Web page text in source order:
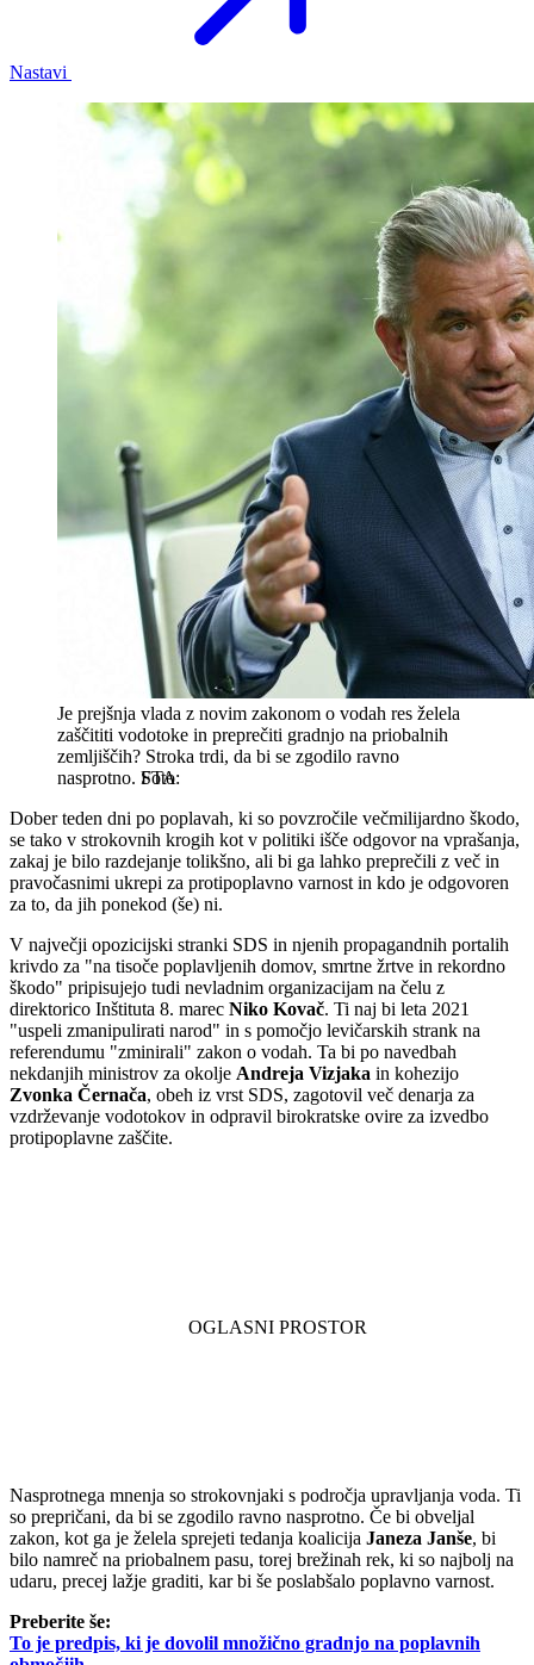
Nastavi
Je prejšnja vlada z novim zakonom o vodah res želela
zaščititi vodotoke in preprečiti gradnjo na priobalnih
zemljiščih? Stroka trdi, da bi se zgodilo ravno
nasprotno. STA
Dober teden dni po poplavah, ki so povzročile večmilijardno škodo,
se tako v strokovnih krogih kot v politiki išče odgovor na vprašanja,
zakaj je bilo razdejanje tolikšno, ali bi ga lahko preprečili z več in
pravočasnimi ukrepi za protipoplavno varnost in kdo je odgovoren
za to, da jih ponekod (še) ni.
V največji opozicijski stranki SDS in njenih propagandnih portalih
krivdo za "na tisoče poplavljenih domov, smrtne žrtve in rekordno
škodo" pripisujejo tudi nevladnim organizacijam na čelu z
direktorico Inštituta 8. marec Niko Kovač. Ti naj bi leta 2021
"uspeli zmanipulirati narod" in s pomočjo levičarskih strank na
referendumu "zminirali" zakon o vodah. Ta bi po navedbah
nekdanjih ministrov za okolje Andreja Vizjaka in kohezijo
Zvonka Černača, obeh iz vrst SDS, zagotovil več denarja za
vzdrževanje vodotokov in odpravil birokratske ovire za izvedbo
protipoplavne zaščite.
Nasprotnega mnenja so strokovnjaki s področja upravljanja voda. Ti
so prepričani, da bi se zgodilo ravno nasprotno. Če bi obveljal
zakon, kot ga je želela sprejeti tedanja koalicija Janeza Janše, bi
bilo namreč na priobalnem pasu, torej brežinah rek, ki so najbolj na
udaru, precej lažje graditi, kar bi še poslabšalo poplavno varnost.
Preberite še:
To je predpis, ki je dovolil množično gradnjo na poplavnih